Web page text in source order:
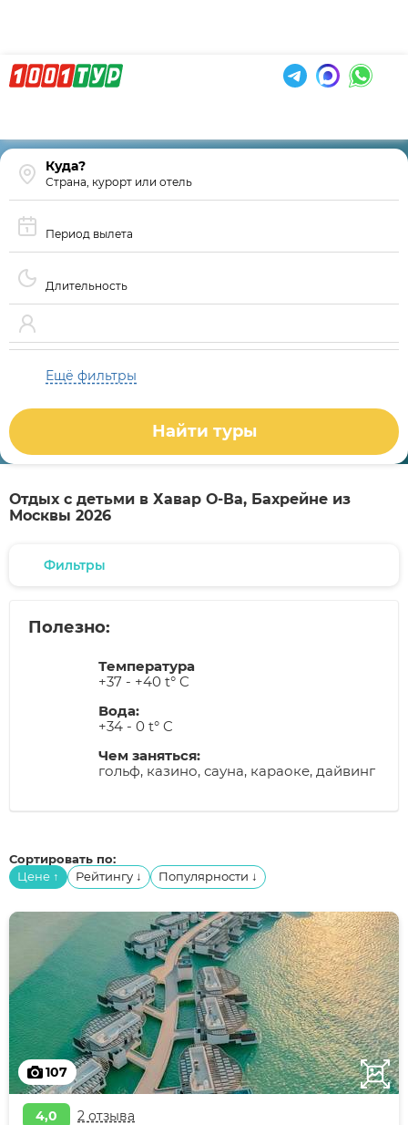
Страна, курорт или отель
Период вылета
Длительность
Ещё фильтры
Найти туры
Отдых с детьми в Хавар О-Ва, Бахрейне из
Москвы 2026
Фильтры
Полезно:
Температура
+37 - +40 t° C
Вода:
+34 - 0 t° C
Чем заняться:
гольф, казино, сауна, караоке, дайвинг
Сортировать по:
Цене ↑ Рейтингу ↓ Популярности ↓
107
4,0 2 отзыва